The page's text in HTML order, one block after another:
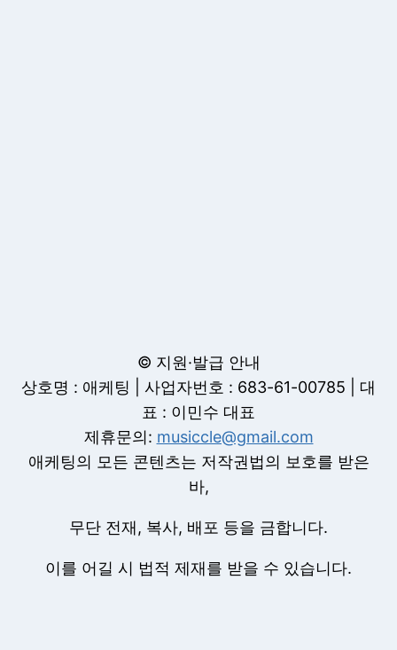
© 지원·발급 안내
상호명 : 애케팅 | 사업자번호 : 683-61-00785 | 대
표 : 이민수 대표
제휴문의: musiccle@gmail.com
애케팅의 모든 콘텐츠는 저작권법의 보호를 받은
바,
무단 전재, 복사, 배포 등을 금합니다.
이를 어길 시 법적 제재를 받을 수 있습니다.